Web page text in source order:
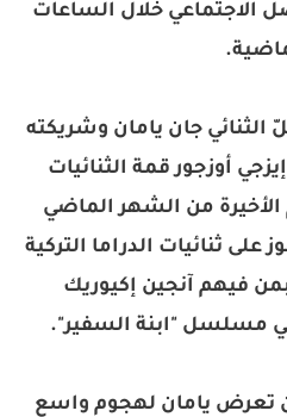
الاجتماعي خلال الساعات
جان يامان وشريكته
أوزجور قمة الثنائيات
الأخيرة من الشهر الماضي
على ثنائيات الدراما التركية
فيهم آنجين إكيوريك
مسلسل "ابنة السفير".
تعرض يامان لهجوم واسع